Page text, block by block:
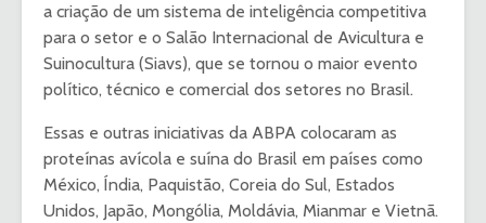
a criação de um sistema de inteligência competitiva
para o setor e o Salão Internacional de Avicultura e
Suinocultura (Siavs), que se tornou o maior evento
político, técnico e comercial dos setores no Brasil.
Essas e outras iniciativas da ABPA colocaram as
proteínas avícola e suína do Brasil em países como
México, Índia, Paquistão, Coreia do Sul, Estados
Unidos, Japão, Mongólia, Moldávia, Mianmar e Vietnã.